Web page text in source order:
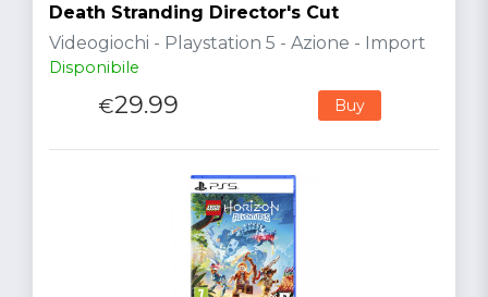
Death Stranding Director's Cut
Videogiochi - Playstation 5 - Azione - Import
Disponibile
€29.99 Buy